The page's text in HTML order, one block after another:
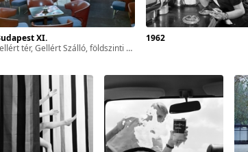
XI.
tér, Gellért Szálló, földszinti bár.
1962